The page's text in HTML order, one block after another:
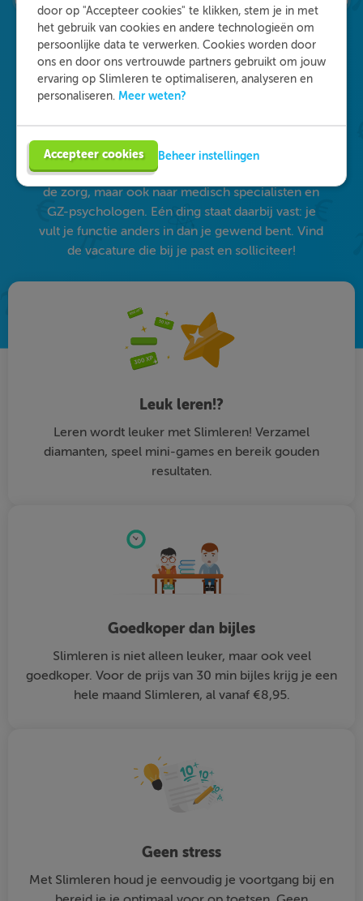
Waarom kiezen voor
Onderdeel worden van ons multidisciplinaire
team? Dat kan! We zijn op zoek naar starters in
de zorg, maar ook naar medisch specialisten en
GZ-psychologen. Eén ding staat daarbij vast: je
vult je functie anders in dan je gewend bent. Vind
de vacature die bij je past en solliciteer!
Leuk leren!?
Leren wordt leuker met Slimleren! Verzamel
diamanten, speel mini-games en bereik gouden
resultaten.
Goedkoper dan bijles
Slimleren is niet alleen leuker, maar ook veel
goedkoper. Voor de prijs van 30 min bijles krijg je een
hele maand Slimleren, al vanaf €8,95.
Geen stress
Met Slimleren houd je eenvoudig je voortgang bij en
door op "Accepteer cookies" te klikken, stem je in met
het gebruik van cookies en andere technologieën om
persoonlijke data te verwerken. Cookies worden door
ons en door ons vertrouwde partners gebruikt om jouw
ervaring op Slimleren te optimaliseren, analyseren en
personaliseren. Meer weten?
Accepteer cookies Beheer instellingen